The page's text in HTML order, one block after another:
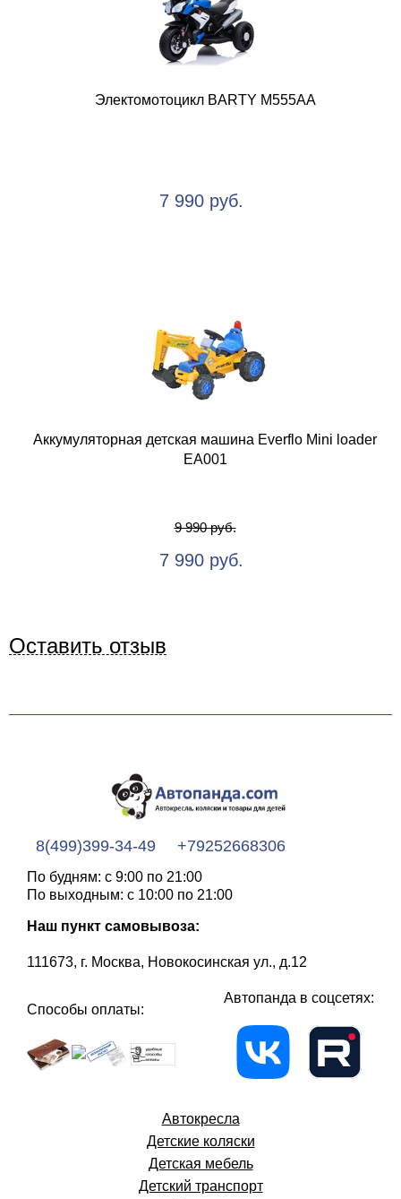
Электомотоцикл BARTY М555АА
7 990 руб.
Аккумуляторная детская машина Everflo Mini loader
ЕА001
9 990 руб.
7 990 руб.
Оставить отзыв
8(499)399-34-49 +79252668306
По будням: с 9:00 по 21:00
По выходным: с 10:00 по 21:00
Наш пункт самовывоза:
111673, г. Москва, Новокосинская ул., д.12
Способы оплаты:
Автопанда в соцсетях:
Автокресла
Детские коляски
Детская мебель
Детский транспорт